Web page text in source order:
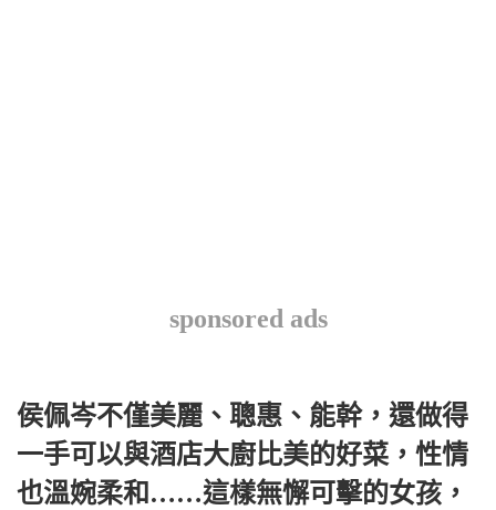
sponsored ads
侯佩岑不僅美麗、聰惠、能幹，還做得
一手可以與酒店大廚比美的好菜，性情
也溫婉柔和……這樣無懈可擊的女孩，